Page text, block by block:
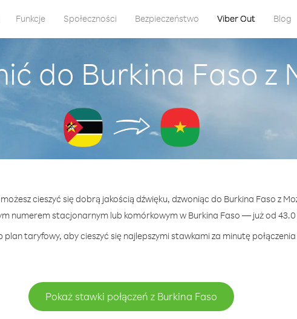
Funkcje Społeczności Bezpieczeństwo Viber Out Blog
do Burkina Faso z
cieszyć się dobrą jakością dźwięku, dzwoniąc do Burkina Faso z
numerem stacjonarnym lub komórkowym w Burkina Faso — już od
taryfowy, aby cieszyć się najlepszymi stawkami za minutę połączenia
Pokaż stawki połączeń z Burkina Faso